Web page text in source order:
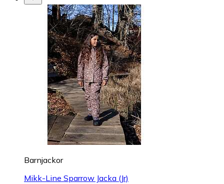
Barnjackor
Mikk-Line Sparrow Jacka (Jr)